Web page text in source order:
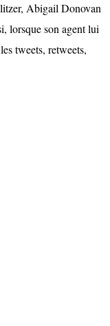
Abigail Donovan
lorsque son agent lui
tweets, retweets,